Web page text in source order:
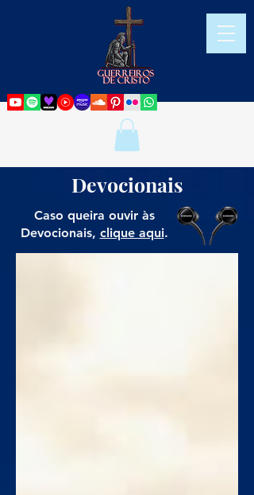
Devocionais
Caso queira ouvir às
Devocionais, clique aqui.